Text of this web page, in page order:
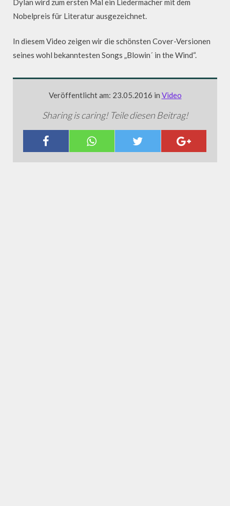
Nobelpreis für Literatur ausgezeichnet.
In diesem Video zeigen wir die schönsten Cover-Versionen
seines wohl bekanntesten Songs „Blowin´ in the Wind“.
Veröffentlicht am: 23.05.2016 in Video
Sharing is caring! Teile diesen Beitrag!